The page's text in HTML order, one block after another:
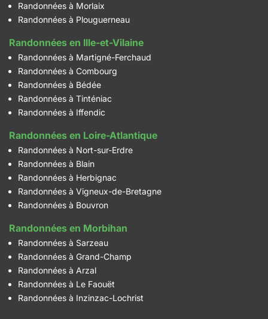
Randonnées à Morlaix
Randonnées à Plouguerneau
Randonnées en Ille-et-Vilaine
Randonnées à Martigné-Ferchaud
Randonnées à Combourg
Randonnées à Bédée
Randonnées à Tinténiac
Randonnées à Iffendic
Randonnées en Loire-Atlantique
Randonnées à Nort-sur-Erdre
Randonnées à Blain
Randonnées à Herbignac
Randonnées à Vigneux-de-Bretagne
Randonnées à Bouvron
Randonnées en Morbihan
Randonnées à Sarzeau
Randonnées à Grand-Champ
Randonnées à Arzal
Randonnées à Le Faouët
Randonnées à Inzinzac-Lochrist